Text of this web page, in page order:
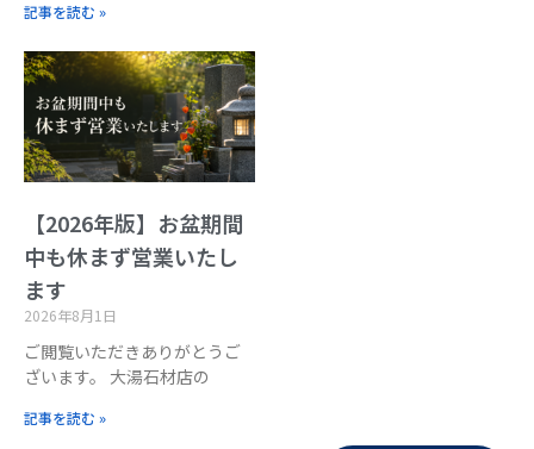
記事を読む »
【2026年版】お盆期間
中も休まず営業いたし
ます
2026年8月1日
ご閲覧いただきありがとうご
ざいます。 大湯石材店の
記事を読む »